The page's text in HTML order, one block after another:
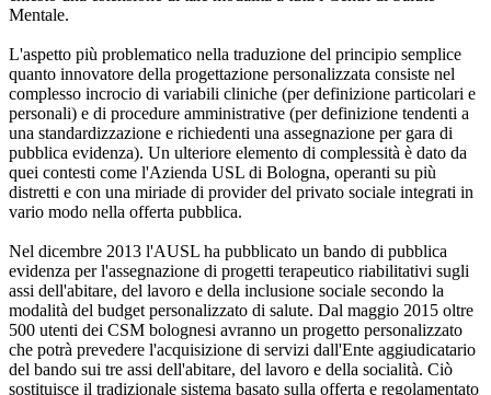
Mentale.
L'aspetto più problematico nella traduzione del principio semplice
quanto innovatore della progettazione personalizzata consiste nel
complesso incrocio di variabili cliniche (per definizione particolari e
personali) e di procedure amministrative (per definizione tendenti a
una standardizzazione e richiedenti una assegnazione per gara di
pubblica evidenza). Un ulteriore elemento di complessità è dato da
quei contesti come l'Azienda USL di Bologna, operanti su più
distretti e con una miriade di provider del privato sociale integrati in
vario modo nella offerta pubblica.
Nel dicembre 2013 l'AUSL ha pubblicato un bando di pubblica
evidenza per l'assegnazione di progetti terapeutico riabilitativi sugli
assi dell'abitare, del lavoro e della inclusione sociale secondo la
modalità del budget personalizzato di salute. Dal maggio 2015 oltre
500 utenti dei CSM bolognesi avranno un progetto personalizzato
che potrà prevedere l'acquisizione di servizi dall'Ente aggiudicatario
del bando sui tre assi dell'abitare, del lavoro e della socialità. Ciò
sostituisce il tradizionale sistema basato sulla offerta e regolamentato